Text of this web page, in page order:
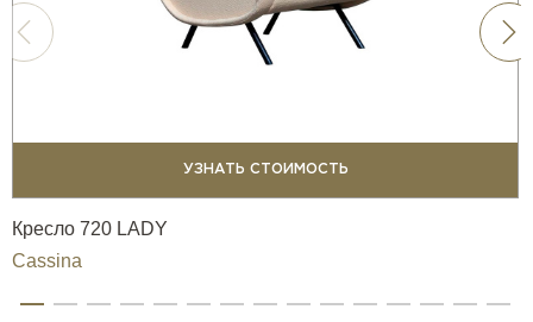
УЗНАТЬ СТОИМОСТЬ
Кресло 720 LADY
Cassina